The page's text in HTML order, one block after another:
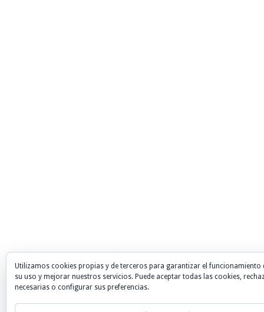
Utilizamos cookies propias y de terceros para garantizar el funcionamiento
su uso y mejorar nuestros servicios. Puede aceptar todas las cookies,
necesarias o configurar sus preferencias.